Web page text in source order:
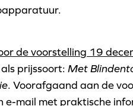
de voorstelling 19
prijssoort: Met
. Voorafgaand aan de
e-mail met praktische